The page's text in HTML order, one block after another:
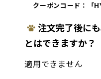
クーポンコード：「
注文完了後に
とはできますか？
適用できません